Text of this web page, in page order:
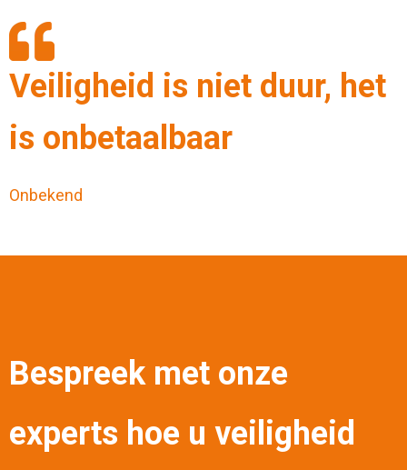
Veiligheid is niet duur, het
is onbetaalbaar
Onbekend
Bespreek met onze
experts hoe u veiligheid